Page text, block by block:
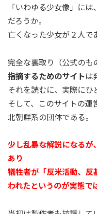
「いわゆる少女像」には、
だろうか。
亡くなった少女が２人で
完全な裏取り（公式のも
指摘するためのサイトは
それを読むに、実際にひ
そして、このサイトの運
北朝鮮系の団体である。
少し乱暴な解説になる
あり
犠牲者が「反米活動、反
われたというのが実態で